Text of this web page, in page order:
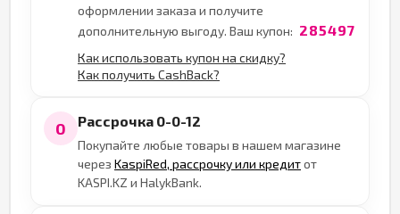
оформлении заказа и получите
дополнительную выгоду. Ваш купон: 285497
Как использовать купон на скидку?
Как получить CashBack?
0 Рассрочка 0-0-12
Покупайте любые товары в нашем магазине
через KaspiRed, рассрочку или кредитот
KASPI.KZ и HalykBank.